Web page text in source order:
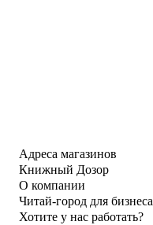
Адреса магазинов
Книжный Дозор
О компании
Читай-город для бизнеса
Хотите у нас работать?